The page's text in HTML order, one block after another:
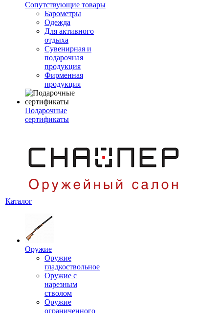
Сопутствующие товары
Барометры
Одежда
Для активного
отдыха
Сувенирная и
подарочная
продукция
Фирменная
продукция
Подарочные
сертификаты
Каталог
Оружие
Оружие
гладкоствольное
Оружие с
нарезным
стволом
Оружие
ограниченного